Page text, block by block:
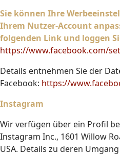
Sie können Ihre
Ihrem Nutzer-Account
folgenden Link und loggen
https://www.facebook.com/
Details entnehmen Sie der
Facebook: https://
Instagram
Wir verfügen über ein Profil
Instagram Inc., 1601 Willow
USA. Details zu deren